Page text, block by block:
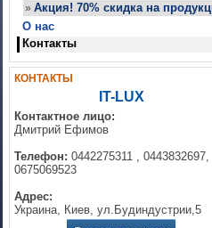
» Акция! 70% скидка на
О нас
Контакты
КОНТАКТЫ
IT-LUX
Контактное лицо:
Дмитрий Ефимов
Телефон: 0442275311 , 0443832697,
0675069523
Адрес:
Украина, Киев, ул.Будиндустрии,5